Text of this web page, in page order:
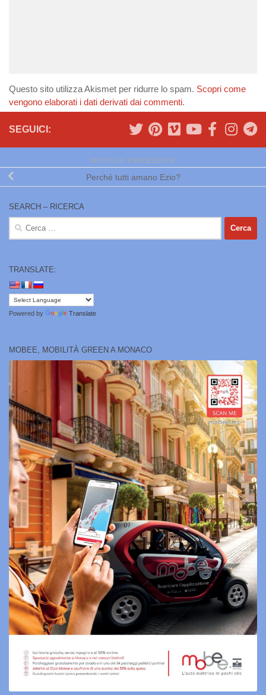
Questo sito utilizza Akismet per ridurre lo spam. Scopri come
vengono elaborati i dati derivati dai commenti.
SEGUICI:
ARTICOLO PRECEDENTE
Perché tutti amano Ezio?
SEARCH – RICERCA
Ricerca
TRANSLATE:
Powered by Translate
MOBEE, MOBILITÀ GREEN A MONACO